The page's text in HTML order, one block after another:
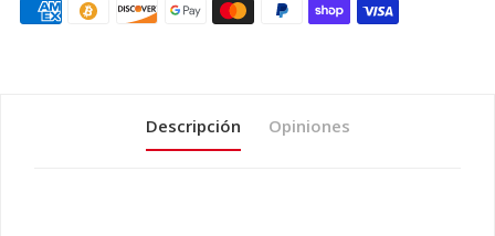
Descripción Opiniones